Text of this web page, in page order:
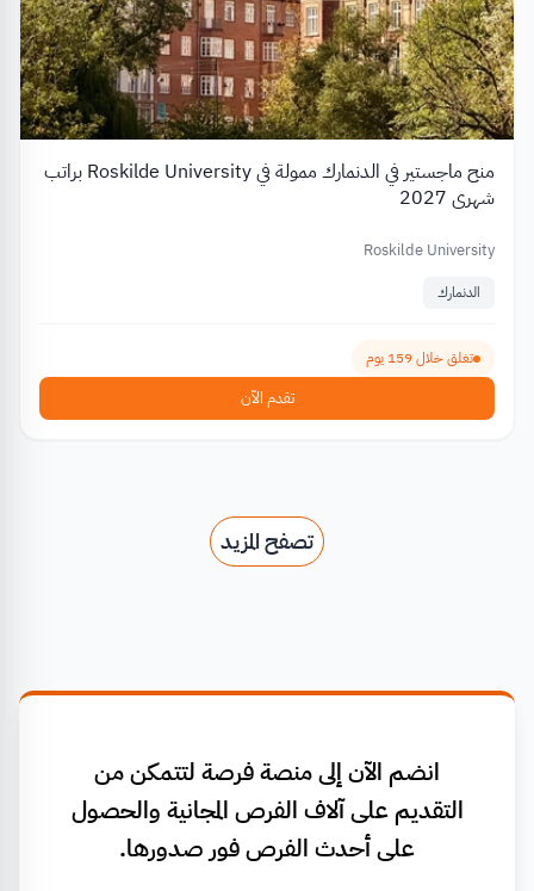
منح ماجستير في الدنمارك ممولة في Roskilde University براتب
شهري 2027
Roskilde University
الدنمارك
تغلق خلال 159 يوم
تقدم الآن
تصفح المزيد
انضم الآن إلى منصة فرصة لتتمكن من
التقديم على آلاف الفرص المجانية والحصول
على أحدث الفرص فور صدورها.